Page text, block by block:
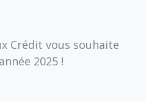
Crédit vous souhaite
2025 !